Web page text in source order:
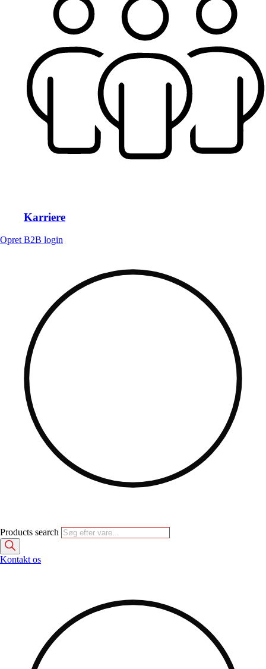
Karriere
Opret B2B login
Products search
Kontakt os